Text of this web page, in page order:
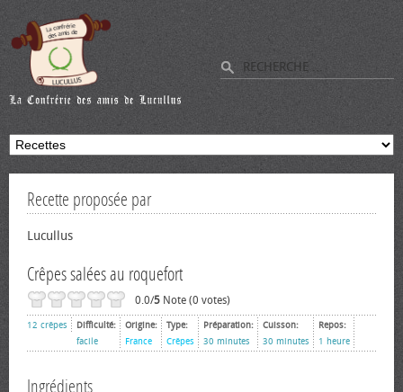
Recette proposée par
Lucullus
Crêpes salées au roquefort
0.0/5 Note (0 votes)
12 crêpes
Difficulté:
facile
Origine:
France
Type:
Crêpes
Préparation:
30 minutes
Cuisson:
30 minutes
Repos:
1 heure
Ingrédients